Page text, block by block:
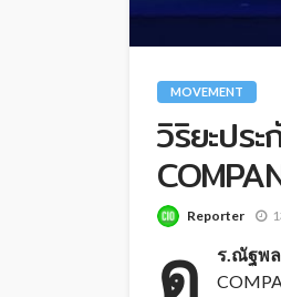
MOVEMENT
วิริยะปร
Reporter
ด ร.ณัฐพ